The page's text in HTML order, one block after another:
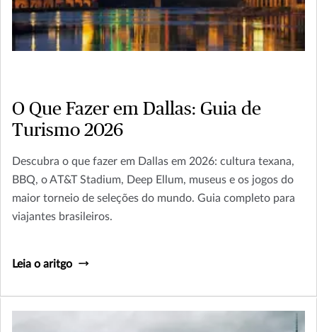
O Que Fazer em Dallas: Guia de
Turismo 2026
Descubra o que fazer em Dallas em 2026: cultura texana,
BBQ, o AT&T Stadium, Deep Ellum, museus e os jogos do
maior torneio de seleções do mundo. Guia completo para
viajantes brasileiros.
Leia o aritgo